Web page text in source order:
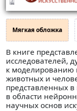
Мягкая обложка
В книге
исследователей,
к моделированию
животных и
представленных в
в области
научных основ